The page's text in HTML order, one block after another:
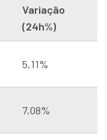
Variação
(24h%)
5,11%
7,08%